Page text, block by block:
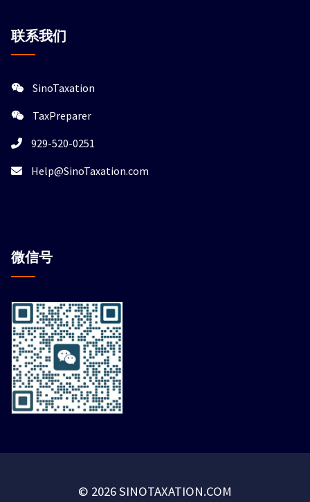
联系我们
SinoTaxation
TaxPreparer
929-520-0251
Help@SinoTaxation.com
微信号
© 2026 SINOTAXATION.COM